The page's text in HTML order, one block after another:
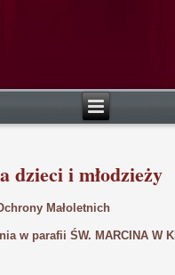
dzieci i młodzieży
Małoletnich
w parafii ŚW. MARCINA W